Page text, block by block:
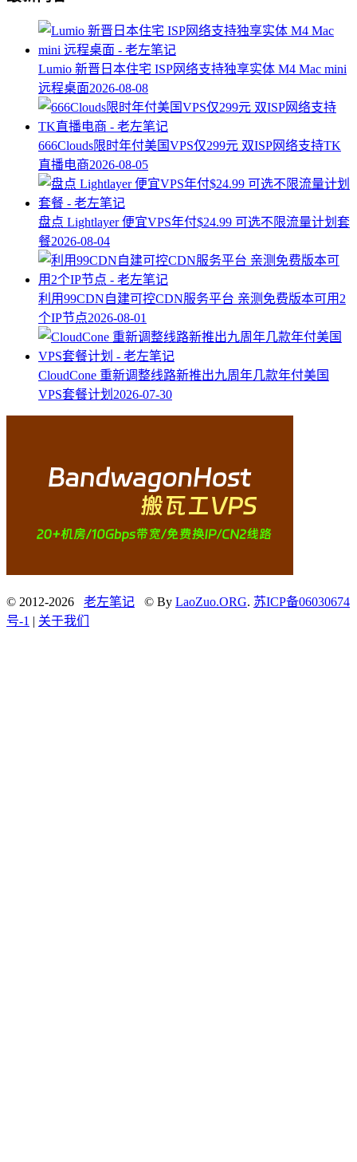
Lumio 新晋日本住宅 ISP网络支持独享实体 M4 Mac mini
远程桌面2026-08-08
666Clouds限时年付美国VPS仅299元 双ISP网络支持TK
直播电商2026-08-05
盘点 Lightlayer 便宜VPS年付$24.99 可选不限流量计划套
餐2026-08-04
利用99CDN自建可控CDN服务平台 亲测免费版本可用2
个IP节点2026-08-01
CloudCone 重新调整线路新推出九周年几款年付美国
VPS套餐计划 2026-07-30
© 2012-2026 老左笔记 © By LaoZuo.ORG. 苏ICP备06030674
号-1 | 关于我们